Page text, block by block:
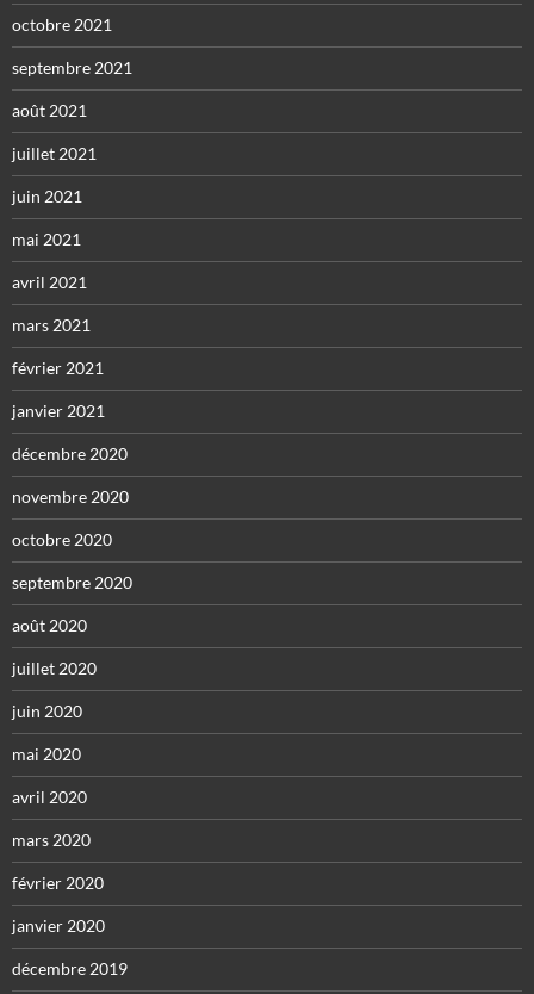
octobre 2021
septembre 2021
août 2021
juillet 2021
juin 2021
mai 2021
avril 2021
mars 2021
février 2021
janvier 2021
décembre 2020
novembre 2020
octobre 2020
septembre 2020
août 2020
juillet 2020
juin 2020
mai 2020
avril 2020
mars 2020
février 2020
janvier 2020
décembre 2019